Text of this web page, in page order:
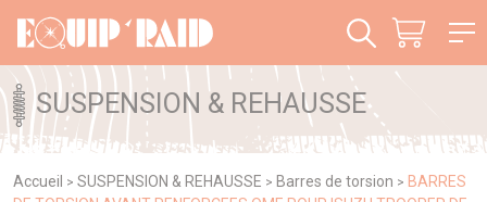
SUSPENSION & REHAUSSE
Accueil > SUSPENSION & REHAUSSE > Barres de torsion > BARRES
Panneau de gestion des cookies